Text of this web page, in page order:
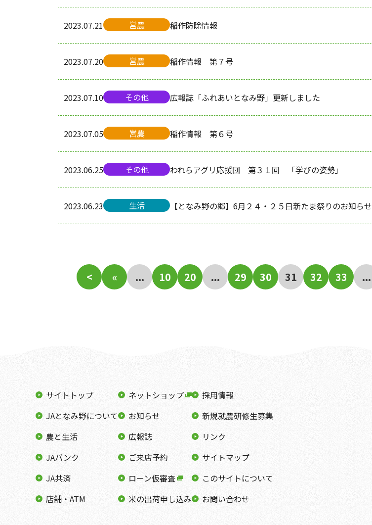
2023.07.21 営農 稲作防除情報
2023.07.20 営農 稲作情報 第７号
2023.07.10 その他 広報誌「ふれあいとなみ野」更新しました
2023.07.05 営農 稲作情報 第６号
2023.06.25 その他 われらアグリ応援団 第３１回 「学びの姿勢」
2023.06.23 生活 【となみ野の郷】6月２４・２５日新たま祭りのお知らせ
< « ... 10 20 ... 29 30 31 32 33 ...
サイトトップ
JAとなみ野について
農と生活
JAバンク
JA共済
店舗・ATM
ネットショップ
お知らせ
広報誌
ご来店予約
ローン仮審査
米の出荷申し込み
採用情報
新規就農研修生募集
リンク
サイトマップ
このサイトについて
お問い合わせ